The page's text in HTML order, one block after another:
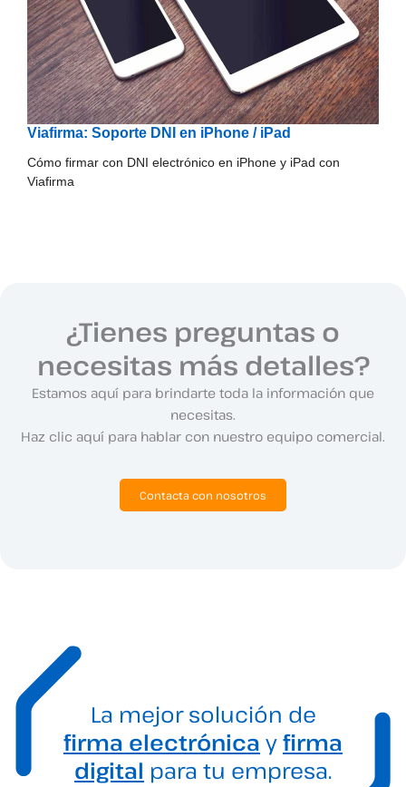
Viafirma: Soporte DNI en iPhone / iPad
Cómo firmar con DNI electrónico en iPhone y iPad con
Viafirma
¿Tienes preguntas o
necesitas más detalles?
Estamos aquí para brindarte toda la información que
necesitas.
Haz clic aquí para hablar con nuestro equipo comercial.
Contacta con nosotros
La mejor solución de
firma electrónica yfirma
digital para tu empresa.